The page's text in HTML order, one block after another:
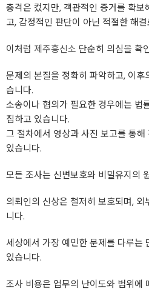
충격은 컸지만, 객관적인 증거를 확
고, 감정적인 판단이 아닌 적절한 해
이처럼 제주흥신소 단순히 의심을 확
문제의 본질을 정확히 파악하고, 이
습니다.
소송이나 협의가 필요한 경우에는 법
집하고 있습니다.
그 절차에서 영상과 사진 보고를 통
있습니다.
모든 조사는 신변보호와 비밀유지의
의뢰인의 신상은 철저히 보호되며,
니다.
세상에서 가장 예민한 문제를 다루는
있습니다.
조사 비용은 업무의 난이도와 범위에